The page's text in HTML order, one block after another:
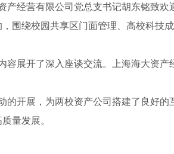
产经营有限公司党总支书记胡东铭致
围绕校园共享区门面管理、高校科技
容展开了深入座谈交流。上海海大资
的开展，为两校资产公司搭建了良好
量发展。